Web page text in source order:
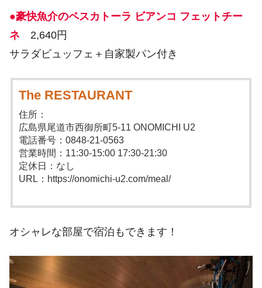
●豪快魚介のペスカトーラ ビアンコ フェットチー
ネ 2,640円
サラダビュッフェ＋自家製パン付き
The RESTAURANT
住所：
広島県尾道市西御所町5-11 ONOMICHI U2
電話番号：0848-21-0563
営業時間：11:30-15:00 17:30-21:30
定休日：なし
URL：https://onomichi-u2.com/meal/
オシャレな部屋で宿泊もできます！